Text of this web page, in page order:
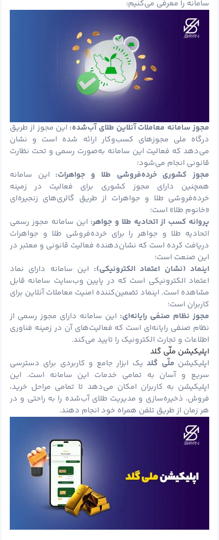
سامانه را معرفی می‌کنیم:
مجوز سامانه معاملات آنلاین طلای آب‌شده: این مجوز از طریق
درگاه ملی مجوزهای کسب‌وکار ارائه شده است و نشان
می‌دهد که فعالیت این سامانه به‌صورت رسمی و تحت نظارت
قانونی انجام می‌شود؛
مجوز کشوری خرده‌فروشی طلا و جواهرات: این سامانه
همچنین دارای مجوز کشوری برای فعالیت در زمینه
خرده‌فروشی طلا و جواهرات از طریق گالری‌های زنجیره‌ای
«خانوم طلا» است؛
پروانه کسب از اتحادیه طلا و جواهر: این سامانه مجوز رسمی
اتحادیه طلا و جواهر را برای خرده‌فروشی طلا و جواهرات
دریافت کرده است که نشان‌دهنده فعالیت قانونی و معتبر در
این صنعت است؛
اینماد (نشان اعتماد الکترونیکی): این سامانه دارای نماد
اعتماد الکترونیکی است که در پایین وب‌سایت سامانه قابل
مشاهده است. اینماد تضمین‌کننده امنیت معاملات آنلاین برای
کاربران است؛
مجوز نظام صنفی رایانه‌ای: این سامانه دارای مجوز رسمی از
نظام صنفی رایانه‌ای است که فعالیت‌های آن در زمینه فناوری
اطلاعات و تجارت الکترونیک را تایید می‌کند.
اپلیکیشن ملّی گلد
اپلیکیشن ملّی گلدیک ابزار جامع و کاربردی برای دسترسی
سریع و آسان به تمامی خدمات این سامانه است. این
اپلیکیشن به کاربران امکان می‌دهد تا تمامی مراحل خرید،
فروش، ذخیره‌سازی و مدیریت طلای آب‌شده را به راحتی و در
هر زمان از طریق تلفن همراه خود انجام دهند.